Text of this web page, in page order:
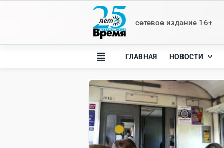
сетевое издание 16+
ГЛАВНАЯ НОВОСТИ